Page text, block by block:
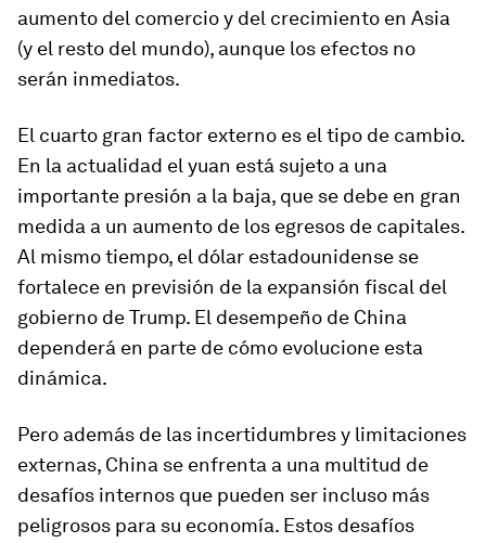
aumento del comercio y del crecimiento en Asia
(y el resto del mundo), aunque los efectos no
serán inmediatos.
El cuarto gran factor externo es el tipo de cambio.
En la actualidad el yuan está sujeto a una
importante presión a la baja, que se debe en gran
medida a un aumento de los egresos de capitales.
Al mismo tiempo, el dólar estadounidense se
fortalece en previsión de la expansión fiscal del
gobierno de Trump. El desempeño de China
dependerá en parte de cómo evolucione esta
dinámica.
Pero además de las incertidumbres y limitaciones
externas, China se enfrenta a una multitud de
desafíos internos que pueden ser incluso más
peligrosos para su economía. Estos desafíos